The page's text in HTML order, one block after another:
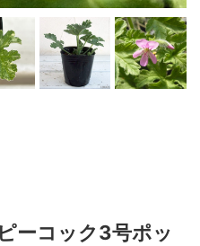
ーコック3号ポッ